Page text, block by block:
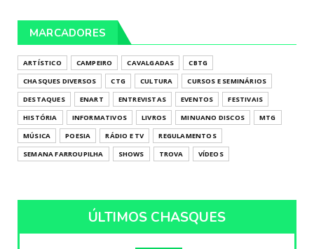
MARCADORES
ARTÍSTICO CAMPEIRO CAVALGADAS
CBTG
CHASQUES DIVERSOS
CTG CULTURA
CURSOS E SEMINÁRIOS
DESTAQUES
ENART ENTREVISTAS EVENTOS
FESTIVAIS
HISTÓRIA
INFORMATIVOS LIVROS MINUANO DISCOS
MTG
MÚSICA
POESIA RÁDIO E TV
REGULAMENTOS
SEMANA FARROUPILHA
SHOWS TROVA VÍDEOS
ÚLTIMOS CHASQUES